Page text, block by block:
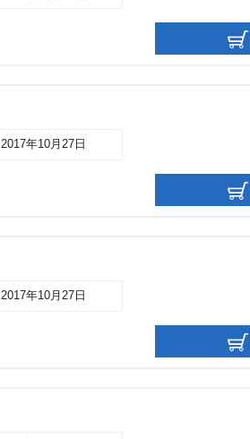
2017年10月27日
2017年10月27日